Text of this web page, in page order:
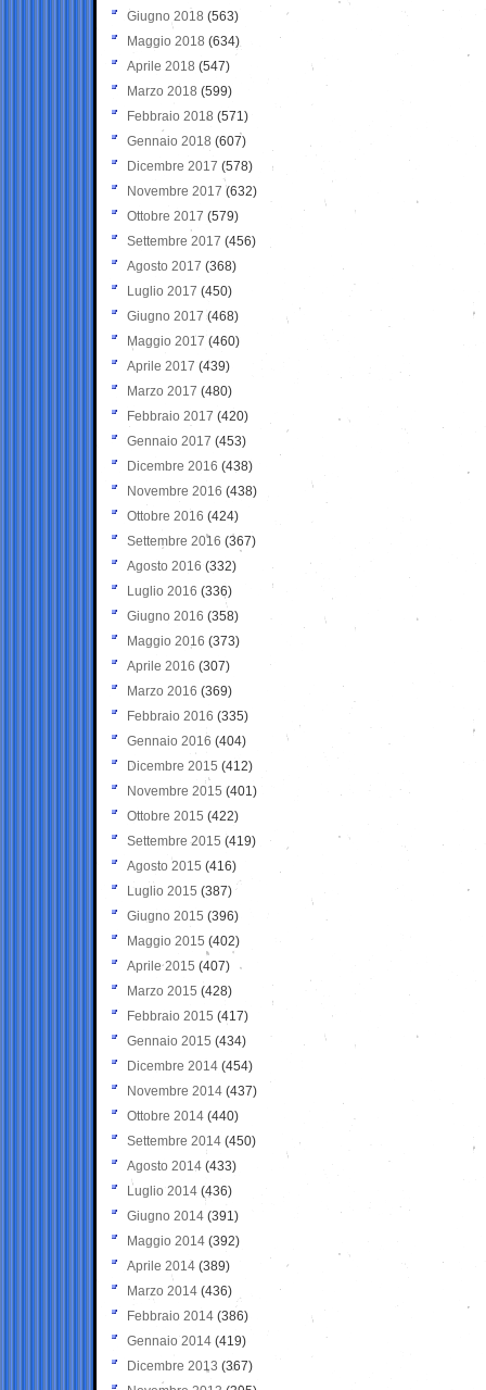
Giugno 2018 (563)
Maggio 2018 (634)
Aprile 2018 (547)
Marzo 2018 (599)
Febbraio 2018 (571)
Gennaio 2018 (607)
Dicembre 2017 (578)
Novembre 2017 (632)
Ottobre 2017 (579)
Settembre 2017 (456)
Agosto 2017 (368)
Luglio 2017 (450)
Giugno 2017 (468)
Maggio 2017 (460)
Aprile 2017 (439)
Marzo 2017 (480)
Febbraio 2017 (420)
Gennaio 2017 (453)
Dicembre 2016 (438)
Novembre 2016 (438)
Ottobre 2016 (424)
Settembre 2016 (367)
Agosto 2016 (332)
Luglio 2016 (336)
Giugno 2016 (358)
Maggio 2016 (373)
Aprile 2016 (307)
Marzo 2016 (369)
Febbraio 2016 (335)
Gennaio 2016 (404)
Dicembre 2015 (412)
Novembre 2015 (401)
Ottobre 2015 (422)
Settembre 2015 (419)
Agosto 2015 (416)
Luglio 2015 (387)
Giugno 2015 (396)
Maggio 2015 (402)
Aprile 2015 (407)
Marzo 2015 (428)
Febbraio 2015 (417)
Gennaio 2015 (434)
Dicembre 2014 (454)
Novembre 2014 (437)
Ottobre 2014 (440)
Settembre 2014 (450)
Agosto 2014 (433)
Luglio 2014 (436)
Giugno 2014 (391)
Maggio 2014 (392)
Aprile 2014 (389)
Marzo 2014 (436)
Febbraio 2014 (386)
Gennaio 2014 (419)
Dicembre 2013 (367)